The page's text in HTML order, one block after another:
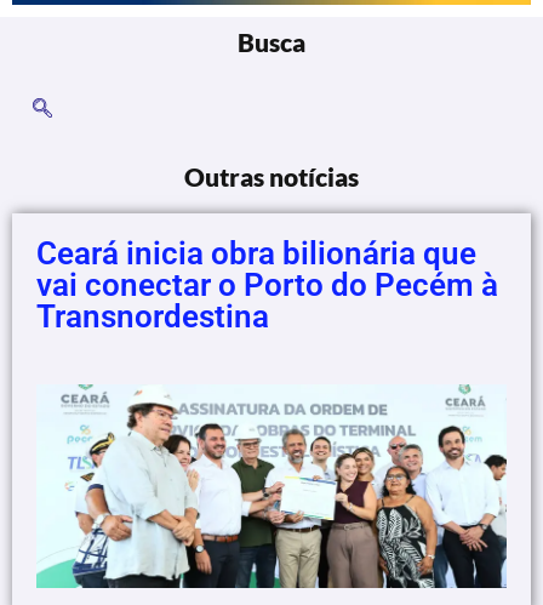
Busca
Outras notícias
Ceará inicia obra bilionária que
vai conectar o Porto do Pecém à
Transnordestina